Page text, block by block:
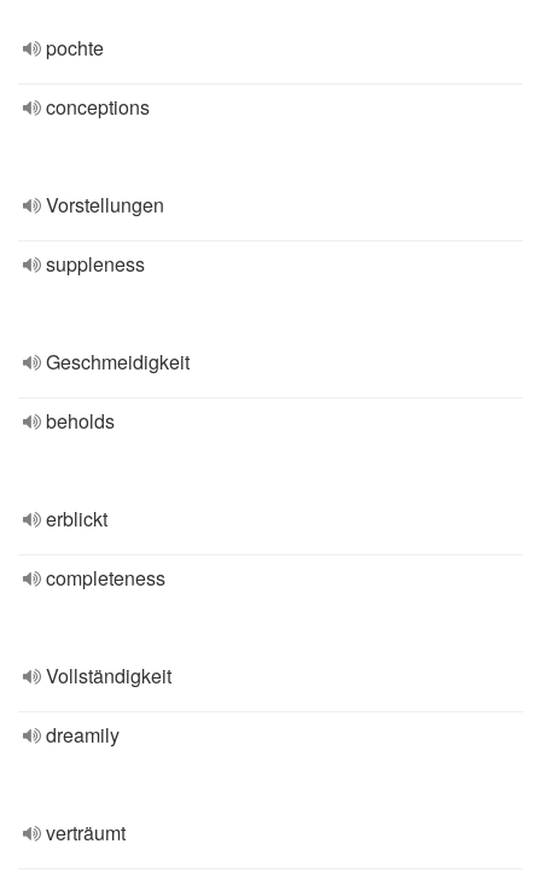
pochte
conceptions
Vorstellungen
suppleness
Geschmeidigkeit
beholds
erblickt
completeness
Vollständigkeit
dreamily
verträumt